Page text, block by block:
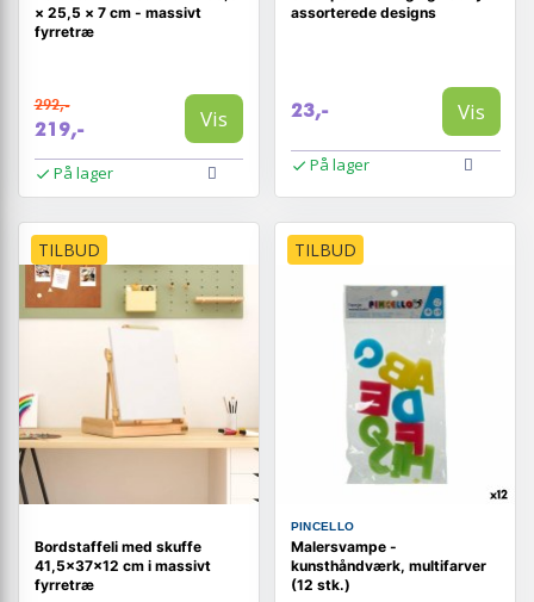
× 25,5 × 7 cm - massivt
fyrretræ
292,-
219,- Vis
På lager
assorterede designs
23,- Vis
På lager
TILBUD
Bordstaffeli med skuffe
41,5×37×12 cm i massivt
fyrretræ
TILBUD
PINCELLO
Malersvampe -
kunsthåndværk, multifarver
(12 stk.)